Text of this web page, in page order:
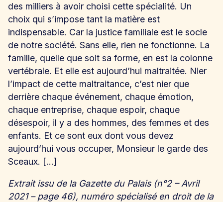
des milliers à avoir choisi cette spécialité. Un
choix qui s’impose tant la matière est
indispensable. Car la justice familiale est le socle
de notre société. Sans elle, rien ne fonctionne. La
famille, quelle que soit sa forme, en est la colonne
vertébrale. Et elle est aujourd’hui maltraitée. Nier
l’impact de cette maltraitance, c’est nier que
derrière chaque événement, chaque émotion,
chaque entreprise, chaque espoir, chaque
désespoir, il y a des hommes, des femmes et des
enfants. Et ce sont eux dont vous devez
aujourd’hui vous occuper, Monsieur le garde des
Sceaux. […]
Extrait issu de la Gazette du Palais (n°2 – Avril
2021 – page 46), numéro spécialisé en droit de la